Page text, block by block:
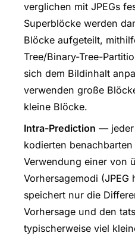
verglichen mit JPEGs
Superblöcke werden
Blöcke aufgeteilt,
Tree/Binary-Tree-
sich dem Bildinhalt
verwenden große
kleine Blöcke.
Intra-Prediction — jeder
kodierten
Verwendung einer von
Vorhersagemodi
speichert nur die
Vorhersage und den
typischerweise viel